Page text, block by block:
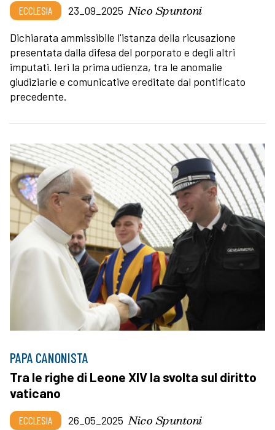
ECCLESIA 23_09_2025 Nico Spuntoni
Dichiarata ammissibile l'istanza della ricusazione
presentata dalla difesa del porporato e degli altri
imputati. Ieri la prima udienza, tra le anomalie
giudiziarie e comunicative ereditate dal pontificato
precedente.
PAPA CANONISTA
Tra le righe di Leone XIV la svolta sul diritto
vaticano
ECCLESIA 26_05_2025 Nico Spuntoni